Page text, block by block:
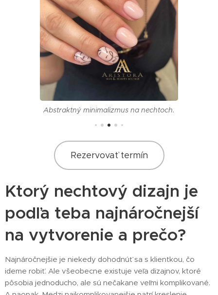
Abstraktný minimalizmus na nechtoch.
Rezervovať termín
Ktorý nechtový dizajn je
podľa teba najnáročnejší
na vytvorenie a prečo?
Najnáročnejšie je niekedy dohodnúť sa s klientkou, čo
ideme robiť. Ale všeobecne existuje veľa dizajnov, ktoré
pôsobia jednoducho, ale sú nečakane veľmi komplikované.